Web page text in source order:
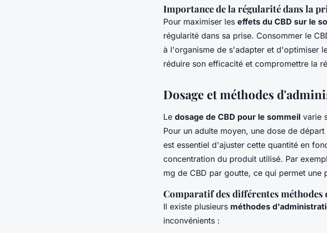
Importance de la régularité dans la
Pour maximiser les effets du CBD sur le
régularité dans sa prise. Consommer le
à l'organisme de s'adapter et d'optimiser
réduire son efficacité et compromettre la
Dosage et méthodes
Le dosage de CBD pour le sommeil varie
Pour un adulte moyen, une dose de
est essentiel d'ajuster cette quantité en
concentration du produit utilisé. Par
mg de CBD par goutte, ce qui permet une
Comparatif des différentes
Il existe plusieurs méthodes
inconvénients :